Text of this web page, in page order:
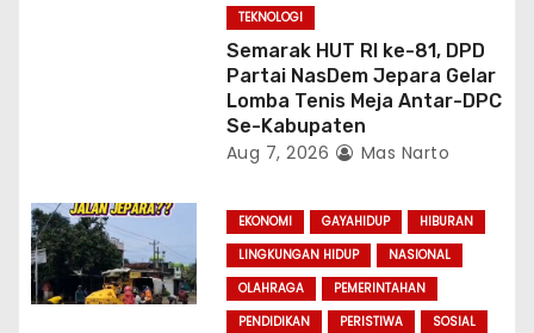
TEKNOLOGI
Semarak HUT RI ke-81, DPD
Partai NasDem Jepara Gelar
Lomba Tenis Meja Antar-DPC
Se-Kabupaten
Aug 7, 2026 Mas Narto
EKONOMI GAYAHIDUP
HIBURAN
LINGKUNGAN HIDUP
NASIONAL
OLAHRAGA
PEMERINTAHAN
PENDIDIKAN
PERISTIWA
SOSIAL